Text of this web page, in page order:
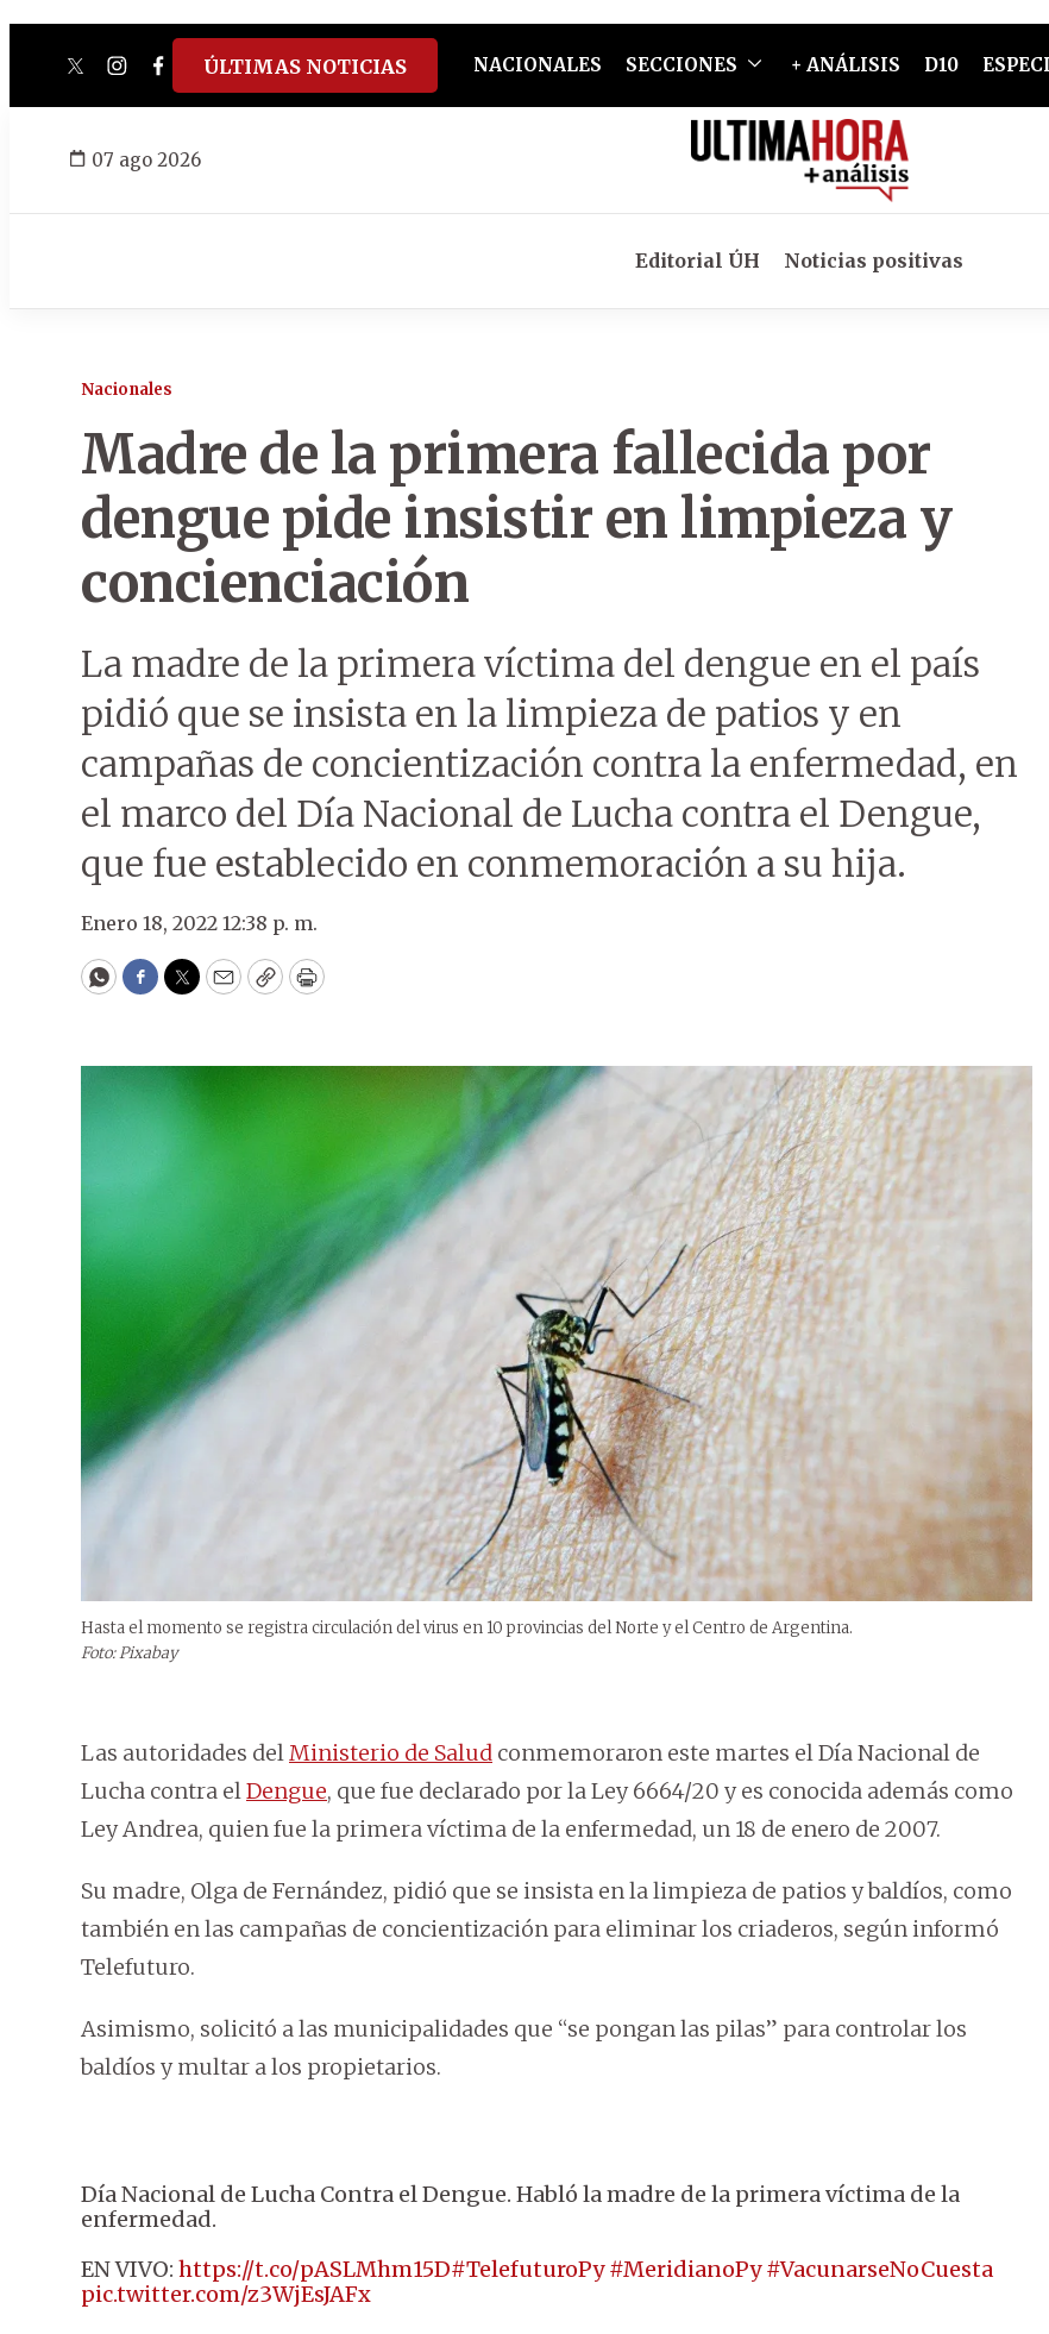
twitterinstagram
facebook
tiktokyoutube
spotify
ÚLTIMAS NOTICIAS NACIONALES SECCIONES + ANÁLISIS D10
07 ago 2026
Editorial ÚH Noticias positivas
Nacionales
Madre de la primera fallecida por
dengue pide insistir en limpieza y
concienciación
La madre de la primera víctima del dengue en el país
pidió que se insista en la limpieza de patios y en
campañas de concientización contra la enfermedad, en
el marco del Día Nacional de Lucha contra el Dengue,
que fue establecido en conmemoración a su hija.
Enero 18, 2022 12:38 p. m.
WhatsApp
Facebook
Twitter
EmailCopyPrint
Hasta el momento se registra circulación del virus en 10 provincias del Norte y el Centro de Argentina.
Foto: Pixabay
Las autoridades delMinisterio de Salud conmemoraron este martes el Día Nacional de
Lucha contra elDengue, que fue declarado por la Ley 6664/20 y es conocida además como
Ley Andrea, quien fue la primera víctima de la enfermedad, un 18 de enero de 2007.
Su madre, Olga de Fernández, pidió que se insista en la limpieza de patios y baldíos, como
también en las campañas de concientización para eliminar los criaderos, según informó
Telefuturo.
Asimismo, solicitó a las municipalidades que “se pongan las pilas” para controlar los
baldíos y multar a los propietarios.
Día Nacional de Lucha Contra el Dengue. Habló la madre de la primera víctima de la
enfermedad.
EN VIVO: https://t.co/pASLMhm15D#TelefuturoPy #MeridianoPy #VacunarseNoCuesta
pic.twitter.com/z3WjEsJAFx